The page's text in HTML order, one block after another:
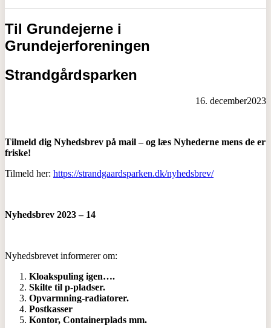
Til Grundejerne i
Grundejerforeningen
Strandgårdsparken
16. december2023
Tilmeld dig Nyhedsbrev på mail – og læs Nyhederne mens de er
friske!
Tilmeld her: https://strandgaardsparken.dk/nyhedsbrev/
Nyhedsbrev 2023 – 14
Nyhedsbrevet informerer om:
Kloakspuling igen….
Skilte til p-pladser.
Opvarmning-radiatorer.
Postkasser
Kontor, Containerplads mm.